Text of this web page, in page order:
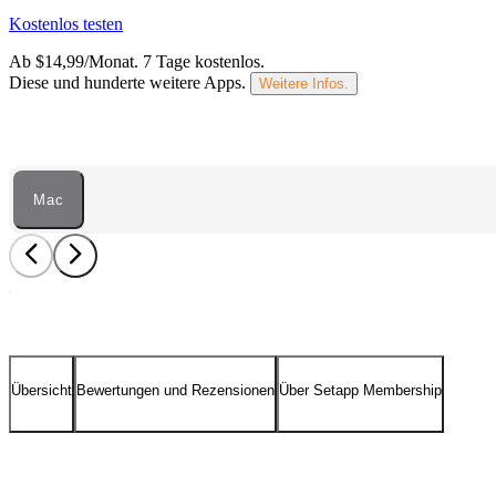
Kostenlos testen
Ab $14,99/Monat. 7 Tage kostenlos.
Diese und hunderte weitere Apps.
Weitere Infos.
Mac
Übersicht Bewertungen und Rezensionen Über Setapp Membership